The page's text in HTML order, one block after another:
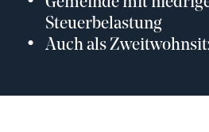
Steuerbelastung
Auch als